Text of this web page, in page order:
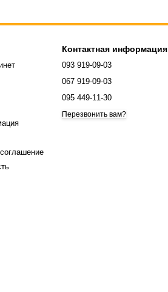
Контактная информация
093 919-09-03
067 919-09-03
095 449-11-30
Перезвонить вам?